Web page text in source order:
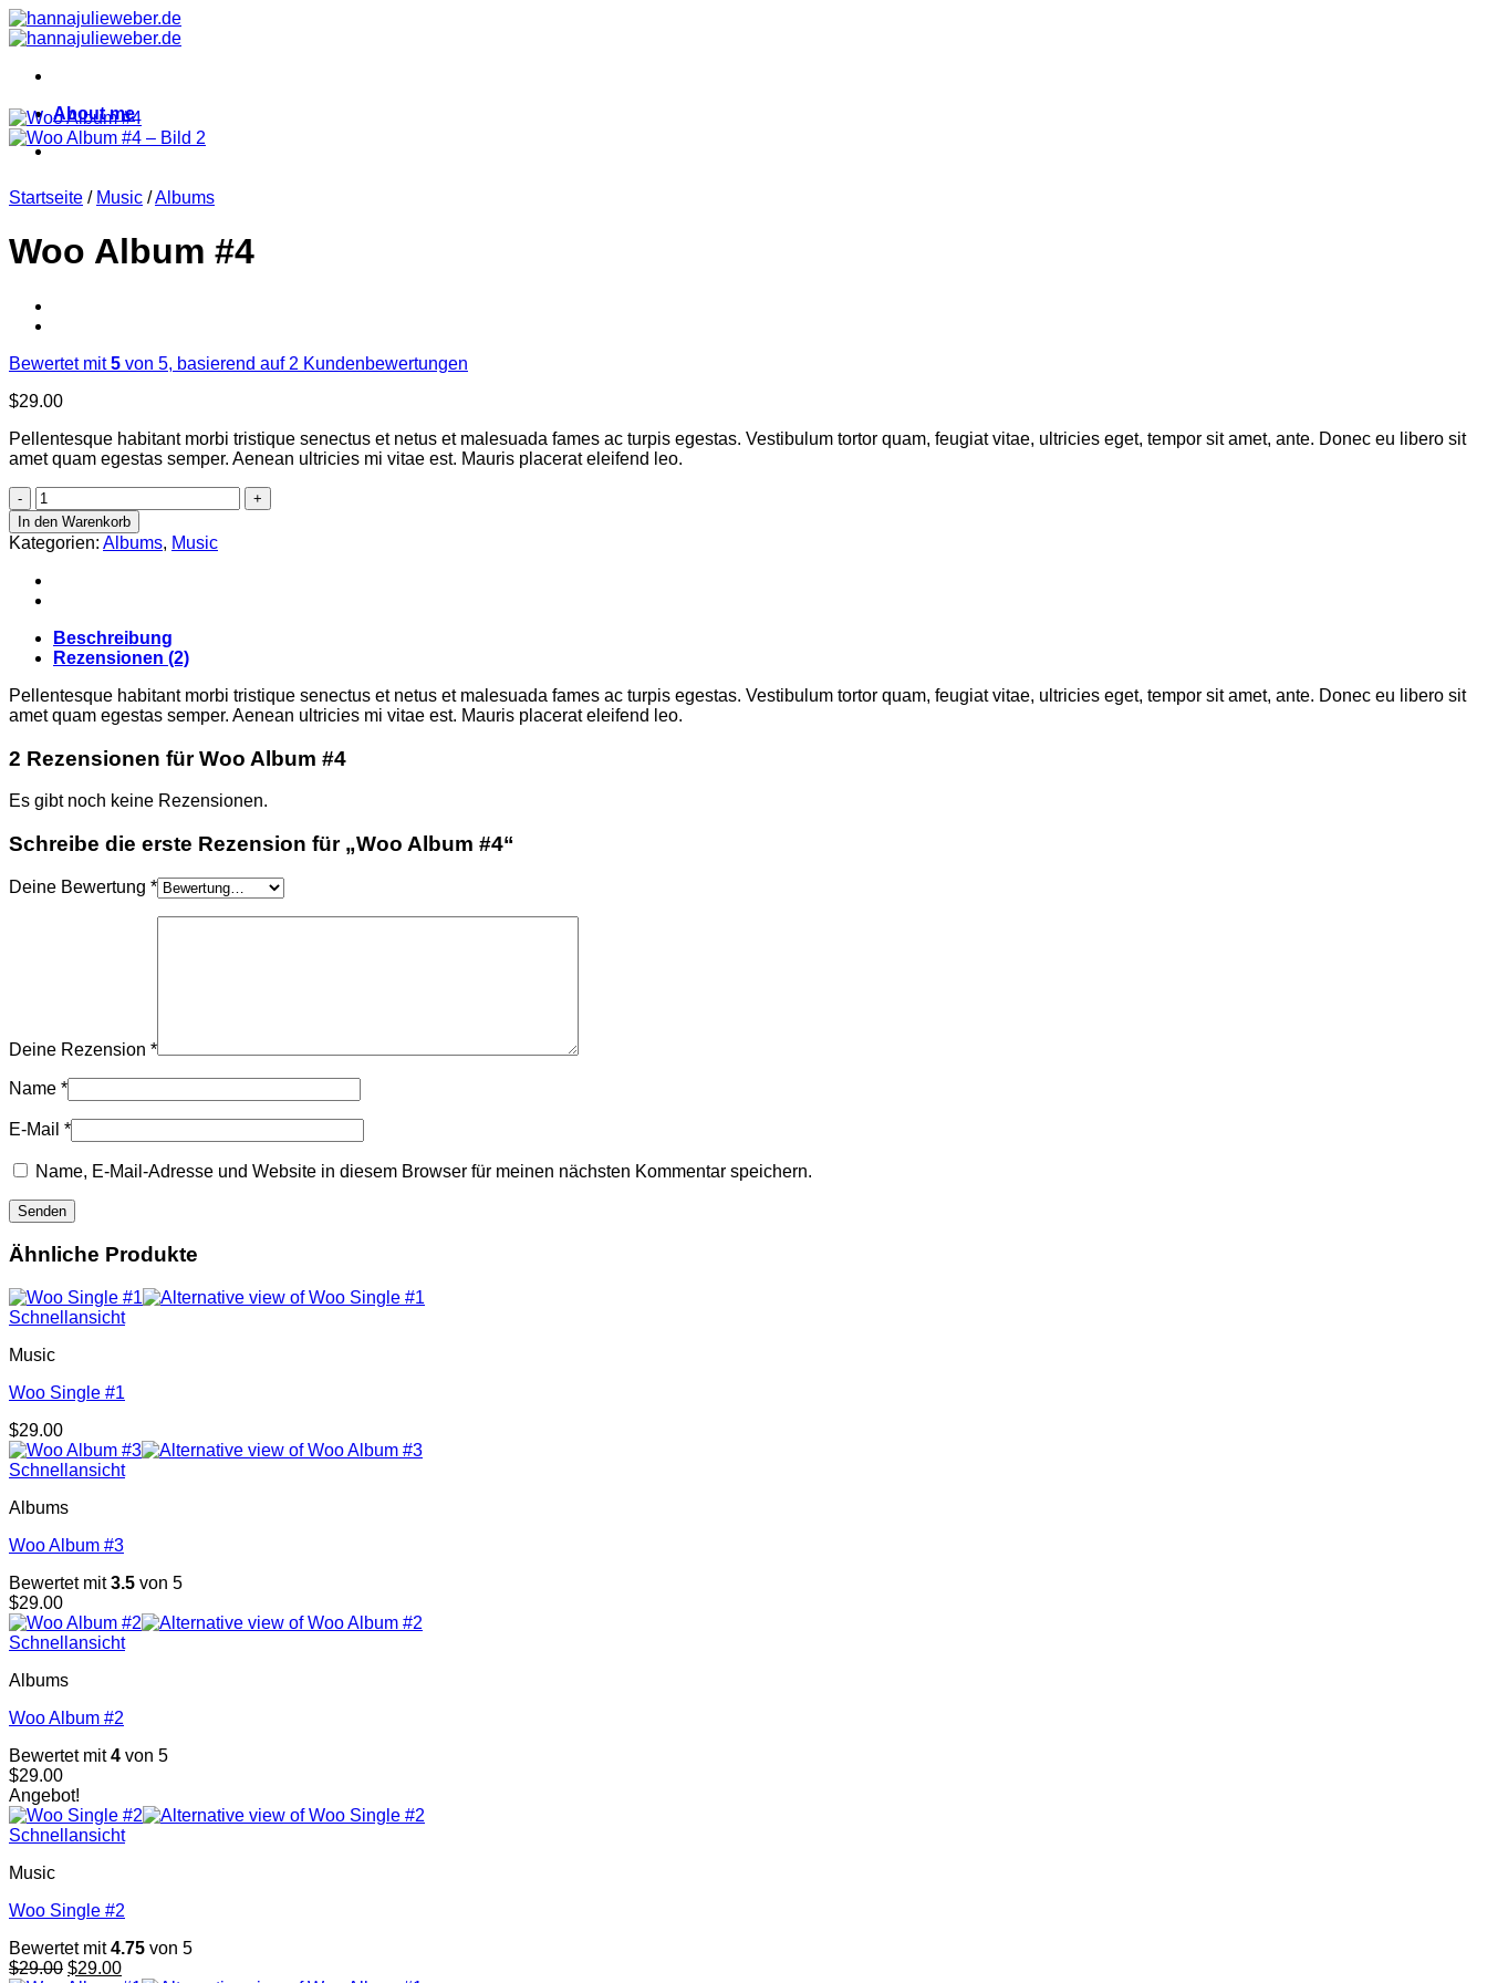
Zum
Inhalt
About me
Startseite / Music /Albums
Woo Album #4
Bewertet mit5 von 5, basierend auf 2 Kundenbewertungen
$29.00
Pellentesque habitant morbi tristique senectus et netus et malesuada fames ac turpis egestas. Vestibulum tortor quam, feugiat vitae, ultricies eget, tempor sit amet, ante. Donec eu libero sit
amet quam egestas semper. Aenean ultricies mi vitae est. Mauris placerat eleifend leo.
Woo
Album
#4
Menge
In den Warenkorb
Kategorien: Albums, Music
Beschreibung
Rezensionen (2)
Pellentesque habitant morbi tristique senectus et netus et malesuada fames ac turpis egestas. Vestibulum tortor quam, feugiat vitae, ultricies eget, tempor sit amet, ante. Donec eu libero sit
amet quam egestas semper. Aenean ultricies mi vitae est. Mauris placerat eleifend leo.
2 Rezensionen fürWoo Album #4
Es gibt noch keine Rezensionen.
Schreibe die erste Rezension für „Woo Album #4“
Deine Bewertung *
Deine Rezension *
Name *
E-Mail *
Name, E-Mail-Adresse und Website in diesem Browser für meinen nächsten Kommentar speichern.
Ähnliche Produkte
Schnellansicht
Music
Woo Single #1
$29.00
Schnellansicht
Albums
Woo Album #3
Bewertet mit3.5 von 5
$29.00
Schnellansicht
Albums
Woo Album #2
Bewertet mit4 von 5
$29.00
Angebot!
Schnellansicht
Music
Woo Single #2
Bewertet mit4.75 von 5
$29.00 Ursprünglicher
$29.00Aktueller